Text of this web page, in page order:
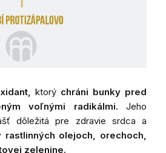
ktorý chráni bunky pred
voľnými radikálmi. Jeho
dôležitá pre zdravie srdca a
rastlinných olejoch, orechoch,
zelenine.